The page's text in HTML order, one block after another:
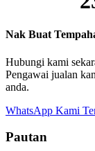
Nak Buat
Hubungi kami
Pengawai jualan
anda.
WhatsApp Kami
Pautan